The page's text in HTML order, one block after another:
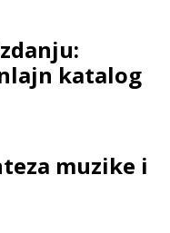
katalog
muzike i